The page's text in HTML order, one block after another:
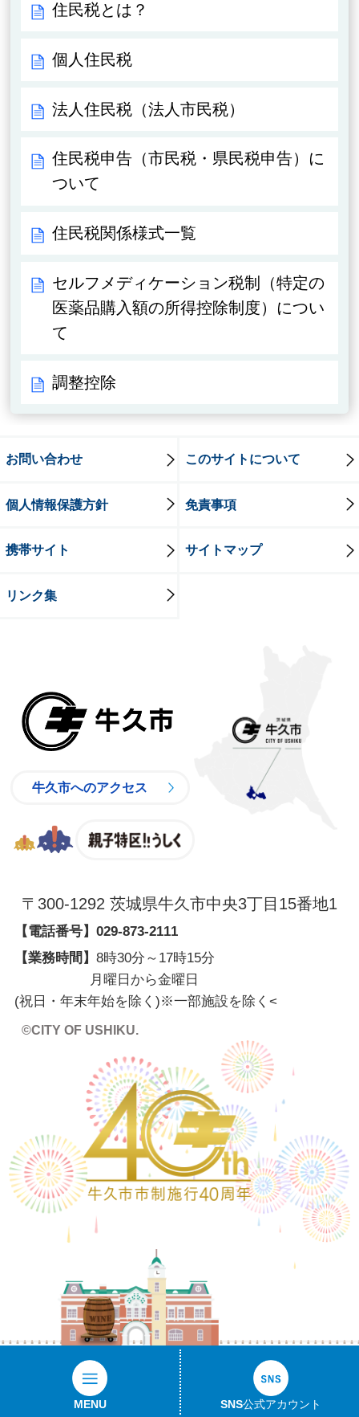
MENU SNS公式アカウント
住民税とは？
個人住民税
法人住民税（法人市民税）
住民税申告（市民税・県民税申告）に
ついて
住民税関係様式一覧
セルフメディケーション税制（特定の
医薬品購入額の所得控除制度）につい
て
調整控除
お問い合わせ このサイトについて
個人情報保護方針 免責事項
携帯サイト サイトマップ
リンク集
牛久市へのアクセス
〒300-1292 茨城県牛久市中央3丁目15番地1
【電話番号】 029-873-2111
【業務時間】 8時30分～17時15分
月曜日から金曜日
(祝日・年末年始を除く)※一部施設を除く <
©CITY OF USHIKU.
ワイン樽